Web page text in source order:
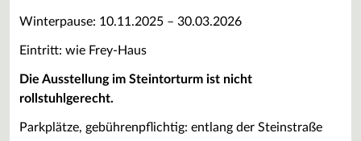
Winterpause: 10.11.2025 – 30.03.2026
Eintritt: wie Frey-Haus
Die Ausstellung im Steintorturm ist nicht
rollstuhlgerecht.
Parkplätze, gebührenpflichtig: entlang der Steinstraße